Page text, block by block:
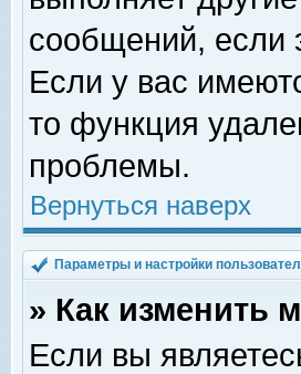
сообщений, если
Если у вас
то функция
проблемы.
Вернуться наверх
Параметры и настройки
» Как изменить
Если вы